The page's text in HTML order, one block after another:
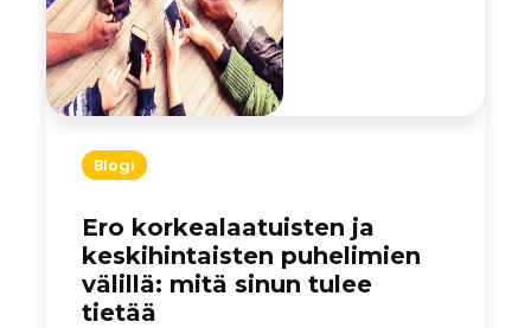
Blogi
Ero korkealaatuisten ja
keskihintaisten puhelimien
välillä: mitä sinun tulee
tietää